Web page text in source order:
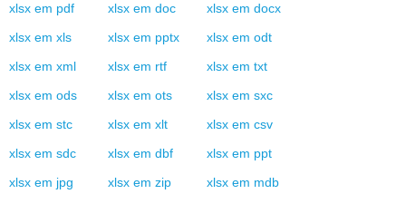
xlsx em pdf xlsx em doc xlsx em docx
xlsx em xls xlsx em pptx xlsx em odt
xlsx em xml xlsx em rtf xlsx em txt
xlsx em ods xlsx em ots xlsx em sxc
xlsx em stc xlsx em xlt xlsx em csv
xlsx em sdc xlsx em dbf xlsx em ppt
xlsx em jpg xlsx em zip xlsx em mdb